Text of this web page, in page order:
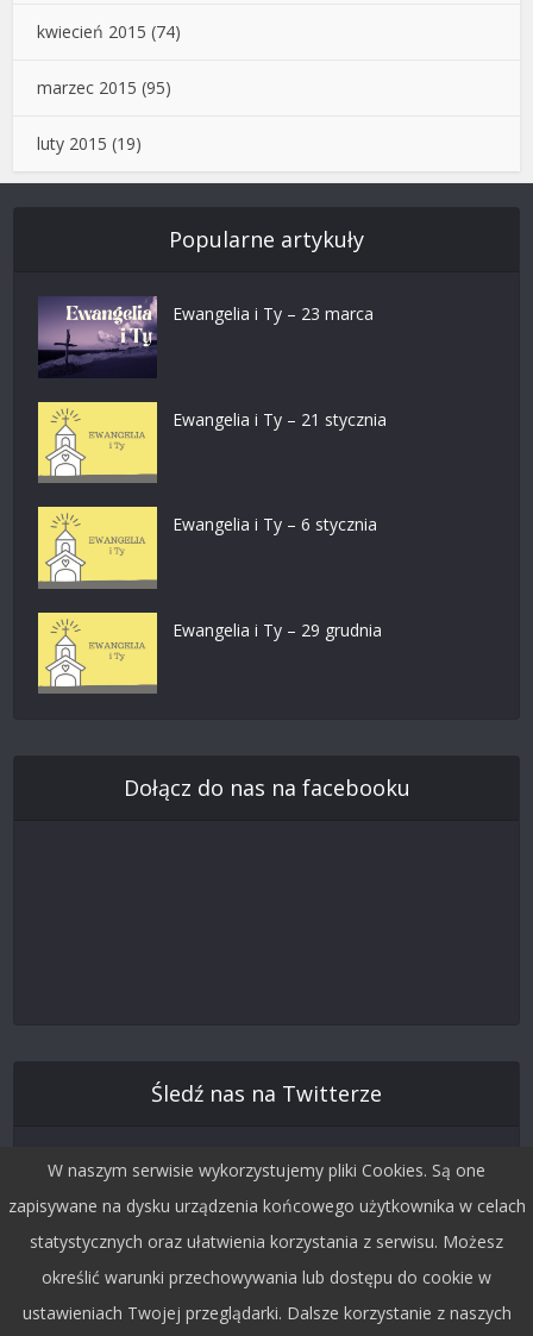
kwiecień 2015 (74)
marzec 2015 (95)
luty 2015 (19)
Popularne artykuły
Ewangelia i Ty – 23 marca
Ewangelia i Ty – 21 stycznia
Ewangelia i Ty – 6 stycznia
Ewangelia i Ty – 29 grudnia
Dołącz do nas na facebooku
Śledź nas na Twitterze
W naszym serwisie wykorzystujemy pliki Cookies. Są one
zapisywane na dysku urządzenia końcowego użytkownika w celach
statystycznych oraz ułatwienia korzystania z serwisu. Możesz
określić warunki przechowywania lub dostępu do cookie w
ustawieniach Twojej przeglądarki. Dalsze korzystanie z naszych